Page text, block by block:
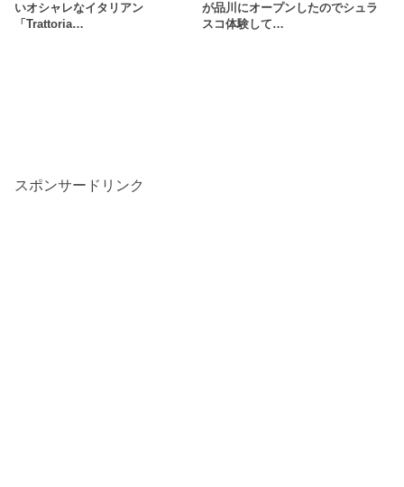
いオシャレなイタリアン
「Trattoria…
が品川にオープンしたのでシュラ
スコ体験して…
スポンサードリンク